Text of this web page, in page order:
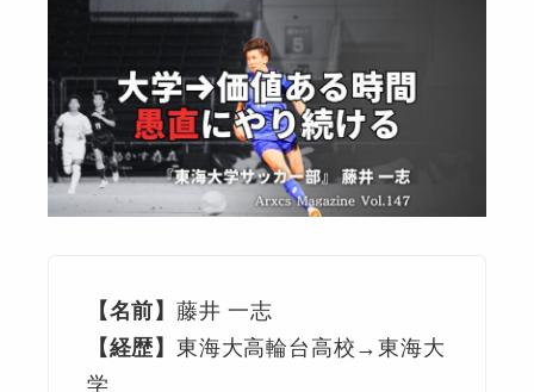
【名前】 藤井 一志
【経歴】 東海大高輪台高校→東海大
学